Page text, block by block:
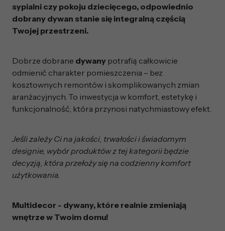
sypialni czy pokoju dziecięcego, odpowiednio
dobrany dywan stanie się integralną częścią
Twojej przestrzeni.
Dobrze dobrane dywany potrafią całkowicie
odmienić charakter pomieszczenia – bez
kosztownych remontów i skomplikowanych zmian
aranżacyjnych. To inwestycja w komfort, estetykę i
funkcjonalność, która przynosi natychmiastowy efekt.
Jeśli zależy Ci na jakości, trwałości i świadomym
designie, wybór produktów z tej kategorii będzie
decyzją, która przełoży się na codzienny komfort
użytkowania.
Multidecor - dywany, które realnie zmieniają
wnętrze w Twoim domu!